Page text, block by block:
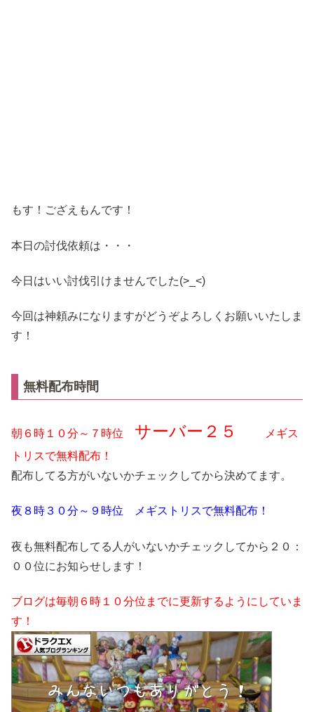
もす！ござえもんです！
本日の討伐依頼は・・・
今日はいい討伐引けませんでした(>_<)
今回は神頼みになりますがどうぞよろしくお願いいたしま
す！
無料配布時間
朝６時１０分～７時位 サーバー２５
メギス
トリスで無料配布！
配布してる方がいないかチェックしてから決めてます。
夜８時３０分～９時位 メギストリスで無料配布！
夜も無料配布してる人がいないかチェックしてから２０：
００位にお知らせします！
ブログは毎朝６時１０分位までに更新するようにしていま
す！